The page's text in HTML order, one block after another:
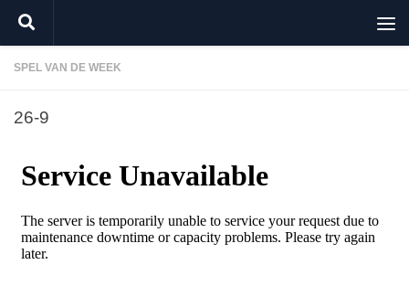
Doorgaan naar inhoud
SPEL VAN DE WEEK
26-9